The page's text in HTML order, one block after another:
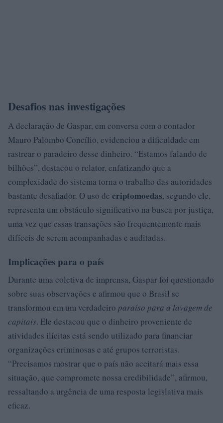
Desafios nas investigações
A declaração de Gaspar, em conversa com o contador
Mauro Palombo Concílio, evidenciou a dificuldade em
rastrear o paradeiro desse dinheiro. “Estamos falando de
bilhões”, destacou o relator, enfatizando que a
complexidade do sistema torna o trabalho das autoridades
bastante desafiador. O uso de criptomoedas, segundo ele,
representa um obstáculo significativo na busca por justiça,
uma vez que essas transações são frequentemente mais
difíceis de serem acompanhadas e auditadas.
Implicações para o país
Durante uma coletiva de imprensa, Gaspar foi questionado
sobre suas observações e afirmou que o Brasil se
transformou em um verdadeiro paraíso para a lavagem de
capitais. Ele destacou que o dinheiro proveniente de
atividades ilícitas está sendo utilizado para financiar
organizações criminosas e até grupos terroristas.
“Precisamos mostrar que o país não aceitará mais essa
situação, que compromete nossa credibilidade”, afirmou,
ressaltando a urgência de uma resposta legislativa mais
eficaz.